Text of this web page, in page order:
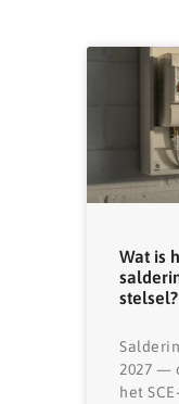
Wat is
stelsel?
2027 —
het